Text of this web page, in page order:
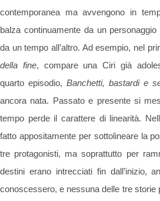
contemporanea ma avvengono in
balza continuamente da un personaggio
da un tempo all’altro. Ad esempio, nel
della fine, compare una Ciri già
quarto episodio, Banchetti, bastardi e
ancora nata. Passato e presente si
tempo perde il carattere di linearità.
fatto appositamente per sottolineare la
tre protagonisti, ma soprattutto per
destini erano intrecciati fin dall’inizio,
conoscessero, e nessuna delle tre storie